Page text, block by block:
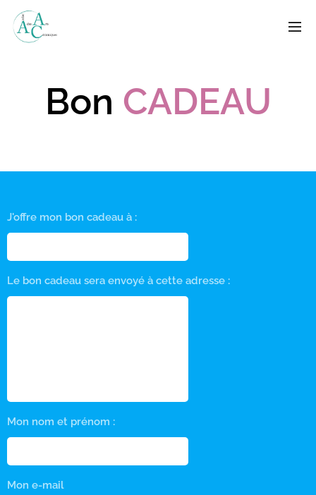
Bon CADEAU
J'offre mon bon cadeau à :
Le bon cadeau sera envoyé à cette adresse :
Mon nom et prénom :
Mon e-mail